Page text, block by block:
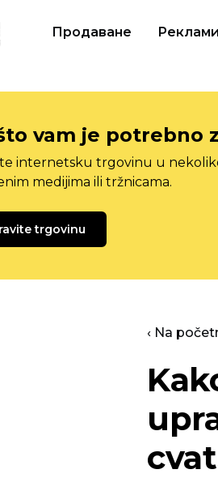
Продаване
vam je potrebno
internetsku trgovinu u
medijima ili tržnicama.
trgovinu
‹ Na